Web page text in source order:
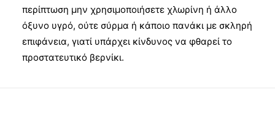
περίπτωση μην χρησιμοποιήσετε χλωρίνη ή άλλο
όξυνο υγρό, ούτε σύρμα ή κάποιο πανάκι με σκληρή
επιφάνεια, γιατί υπάρχει κίνδυνος να φθαρεί το
προστατευτικό βερνίκι.